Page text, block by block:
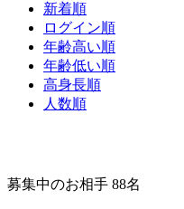
新着順
ログイン順
年齢高い順
年齢低い順
高身長順
人数順
募集中のお相手 88名